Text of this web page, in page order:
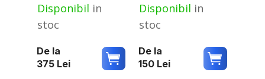
Disponibil in
stoc
De la
375 Lei
Disponibil in
stoc
De la
150 Lei